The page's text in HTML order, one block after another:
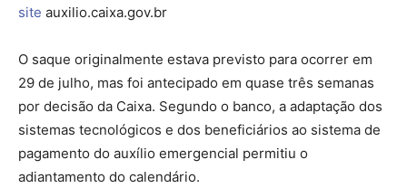
site auxilio.caixa.gov.br
O saque originalmente estava previsto para ocorrer em
29 de julho, mas foi antecipado em quase três semanas
por decisão da Caixa. Segundo o banco, a adaptação dos
sistemas tecnológicos e dos beneficiários ao sistema de
pagamento do auxílio emergencial permitiu o
adiantamento do calendário.